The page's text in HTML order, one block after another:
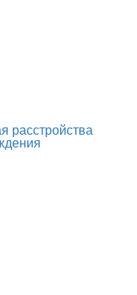
расстройства